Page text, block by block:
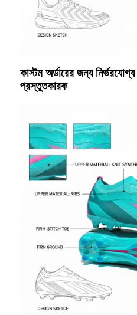
কাস্টম অর্ডারের জন্য
প্রস্তুতকারক